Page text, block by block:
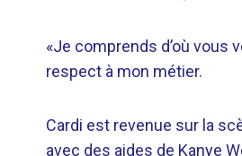
«Je comprends d’où vous
respect à mon métier.
Cardi est revenue sur la
avec des aides de Kanye